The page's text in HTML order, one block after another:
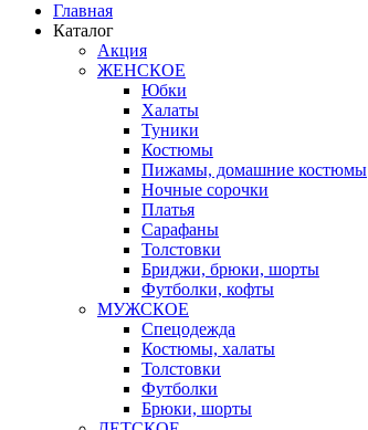
Главная
Каталог
Акция
ЖЕНСКОЕ
Юбки
Халаты
Туники
Костюмы
Пижамы, домашние костюмы
Ночные сорочки
Платья
Сарафаны
Толстовки
Бриджи, брюки, шорты
Футболки, кофты
МУЖСКОЕ
Спецодежда
Костюмы, халаты
Толстовки
Футболки
Брюки, шорты